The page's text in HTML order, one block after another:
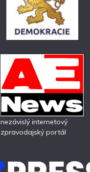
nezávislý internetový
zpravodajský portál